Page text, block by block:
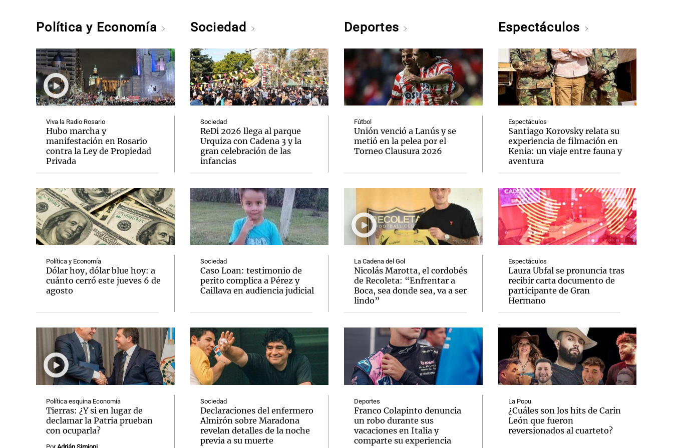
Política y Economía
Viva la Radio Rosario
Hubo marcha y
manifestación en Rosario
contra la Ley de Propiedad
Privada
Política y Economía
Dólar hoy, dólar blue hoy: a
cuánto cerró este jueves 6 de
agosto
Política esquina Economía
Tierras: ¿Y si en lugar de
declamar la Patria prueban
con ocuparla?
Sociedad
Sociedad
ReDi 2026 llega al parque
Urquiza con Cadena 3 y la
gran celebración de las
infancias
Sociedad
Caso Loan: testimonio de
perito complica a Pérez y
Caillava en audiencia judicial
Sociedad
Declaraciones del enfermero
Almirón sobre Maradona
revelan detalles de la noche
previa a su muerte
Deportes
Fútbol
Unión venció a Lanús y se
metió en la pelea por el
Torneo Clausura 2026
La Cadena del Gol
Nicolás Marotta, el cordobés
de Recoleta: “Enfrentar a
Boca, sea donde sea, va a ser
lindo”
Deportes
Franco Colapinto denuncia
un robo durante sus
vacaciones en Italia y
comparte su experiencia
Espectáculos
Espectáculos
Santiago Korovsky relata su
experiencia de filmación en
Kenia: un viaje entre fauna y
aventura
Espectáculos
Laura Ubfal se pronuncia tras
recibir carta documento de
participante de Gran
Hermano
La Popu
¿Cuáles son los hits de Carin
León que fueron
reversionados al cuarteto?
Notas
El huracán de Arequito
Notas
Cadena 3 en Groenlandia
Notas